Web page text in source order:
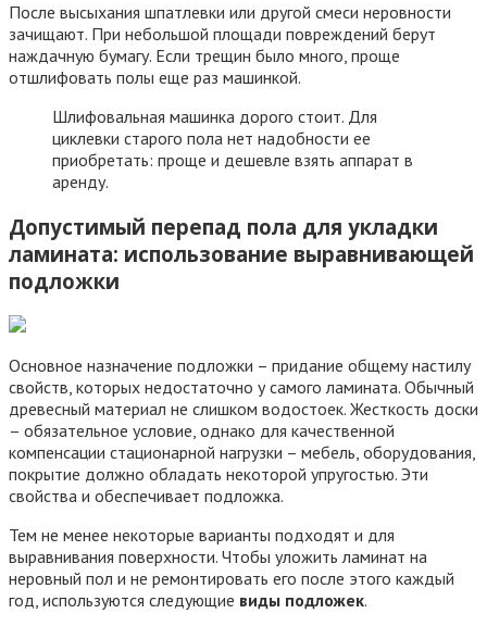
После высыхания шпатлевки или другой смеси неровности
зачищают. При небольшой площади повреждений берут
наждачную бумагу. Если трещин было много, проще
отшлифовать полы еще раз машинкой.
Шлифовальная машинка дорого стоит. Для
циклевки старого пола нет надобности ее
приобретать: проще и дешевле взять аппарат в
аренду.
Допустимый перепад пола для укладки
ламината: использование выравнивающей
подложки
Основное назначение подложки – придание общему настилу
свойств, которых недостаточно у самого ламината. Обычный
древесный материал не слишком водостоек. Жесткость доски
– обязательное условие, однако для качественной
компенсации стационарной нагрузки – мебель, оборудования,
покрытие должно обладать некоторой упругостью. Эти
свойства и обеспечивает подложка.
Тем не менее некоторые варианты подходят и для
выравнивания поверхности. Чтобы уложить ламинат на
неровный пол и не ремонтировать его после этого каждый
год, используются следующие виды подложек.